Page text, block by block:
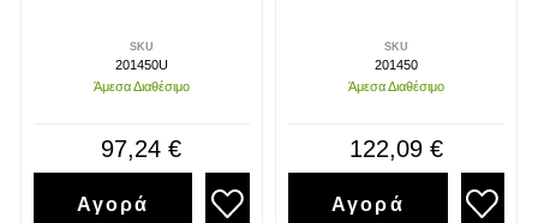
SKU
201450U
Άμεσα Διαθέσιμο
97,24 €
Αγορά
SKU
201450
Άμεσα Διαθέσιμο
122,09 €
Αγορά